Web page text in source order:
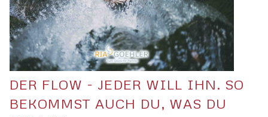
DER FLOW - JEDER WILL IHN. SO
BEKOMMST AUCH DU, WAS DU